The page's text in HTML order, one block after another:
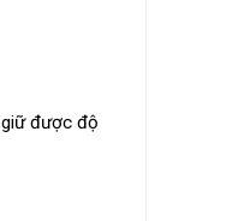
được độ